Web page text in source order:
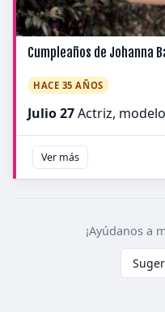
Cumpleaños de Johanna
HACE 35 AÑOS
Julio 27Actriz,
Ver más
¡Ayúdanos a